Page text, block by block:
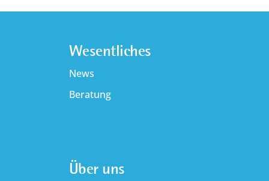
Wesentliches
News
Beratung
Über uns